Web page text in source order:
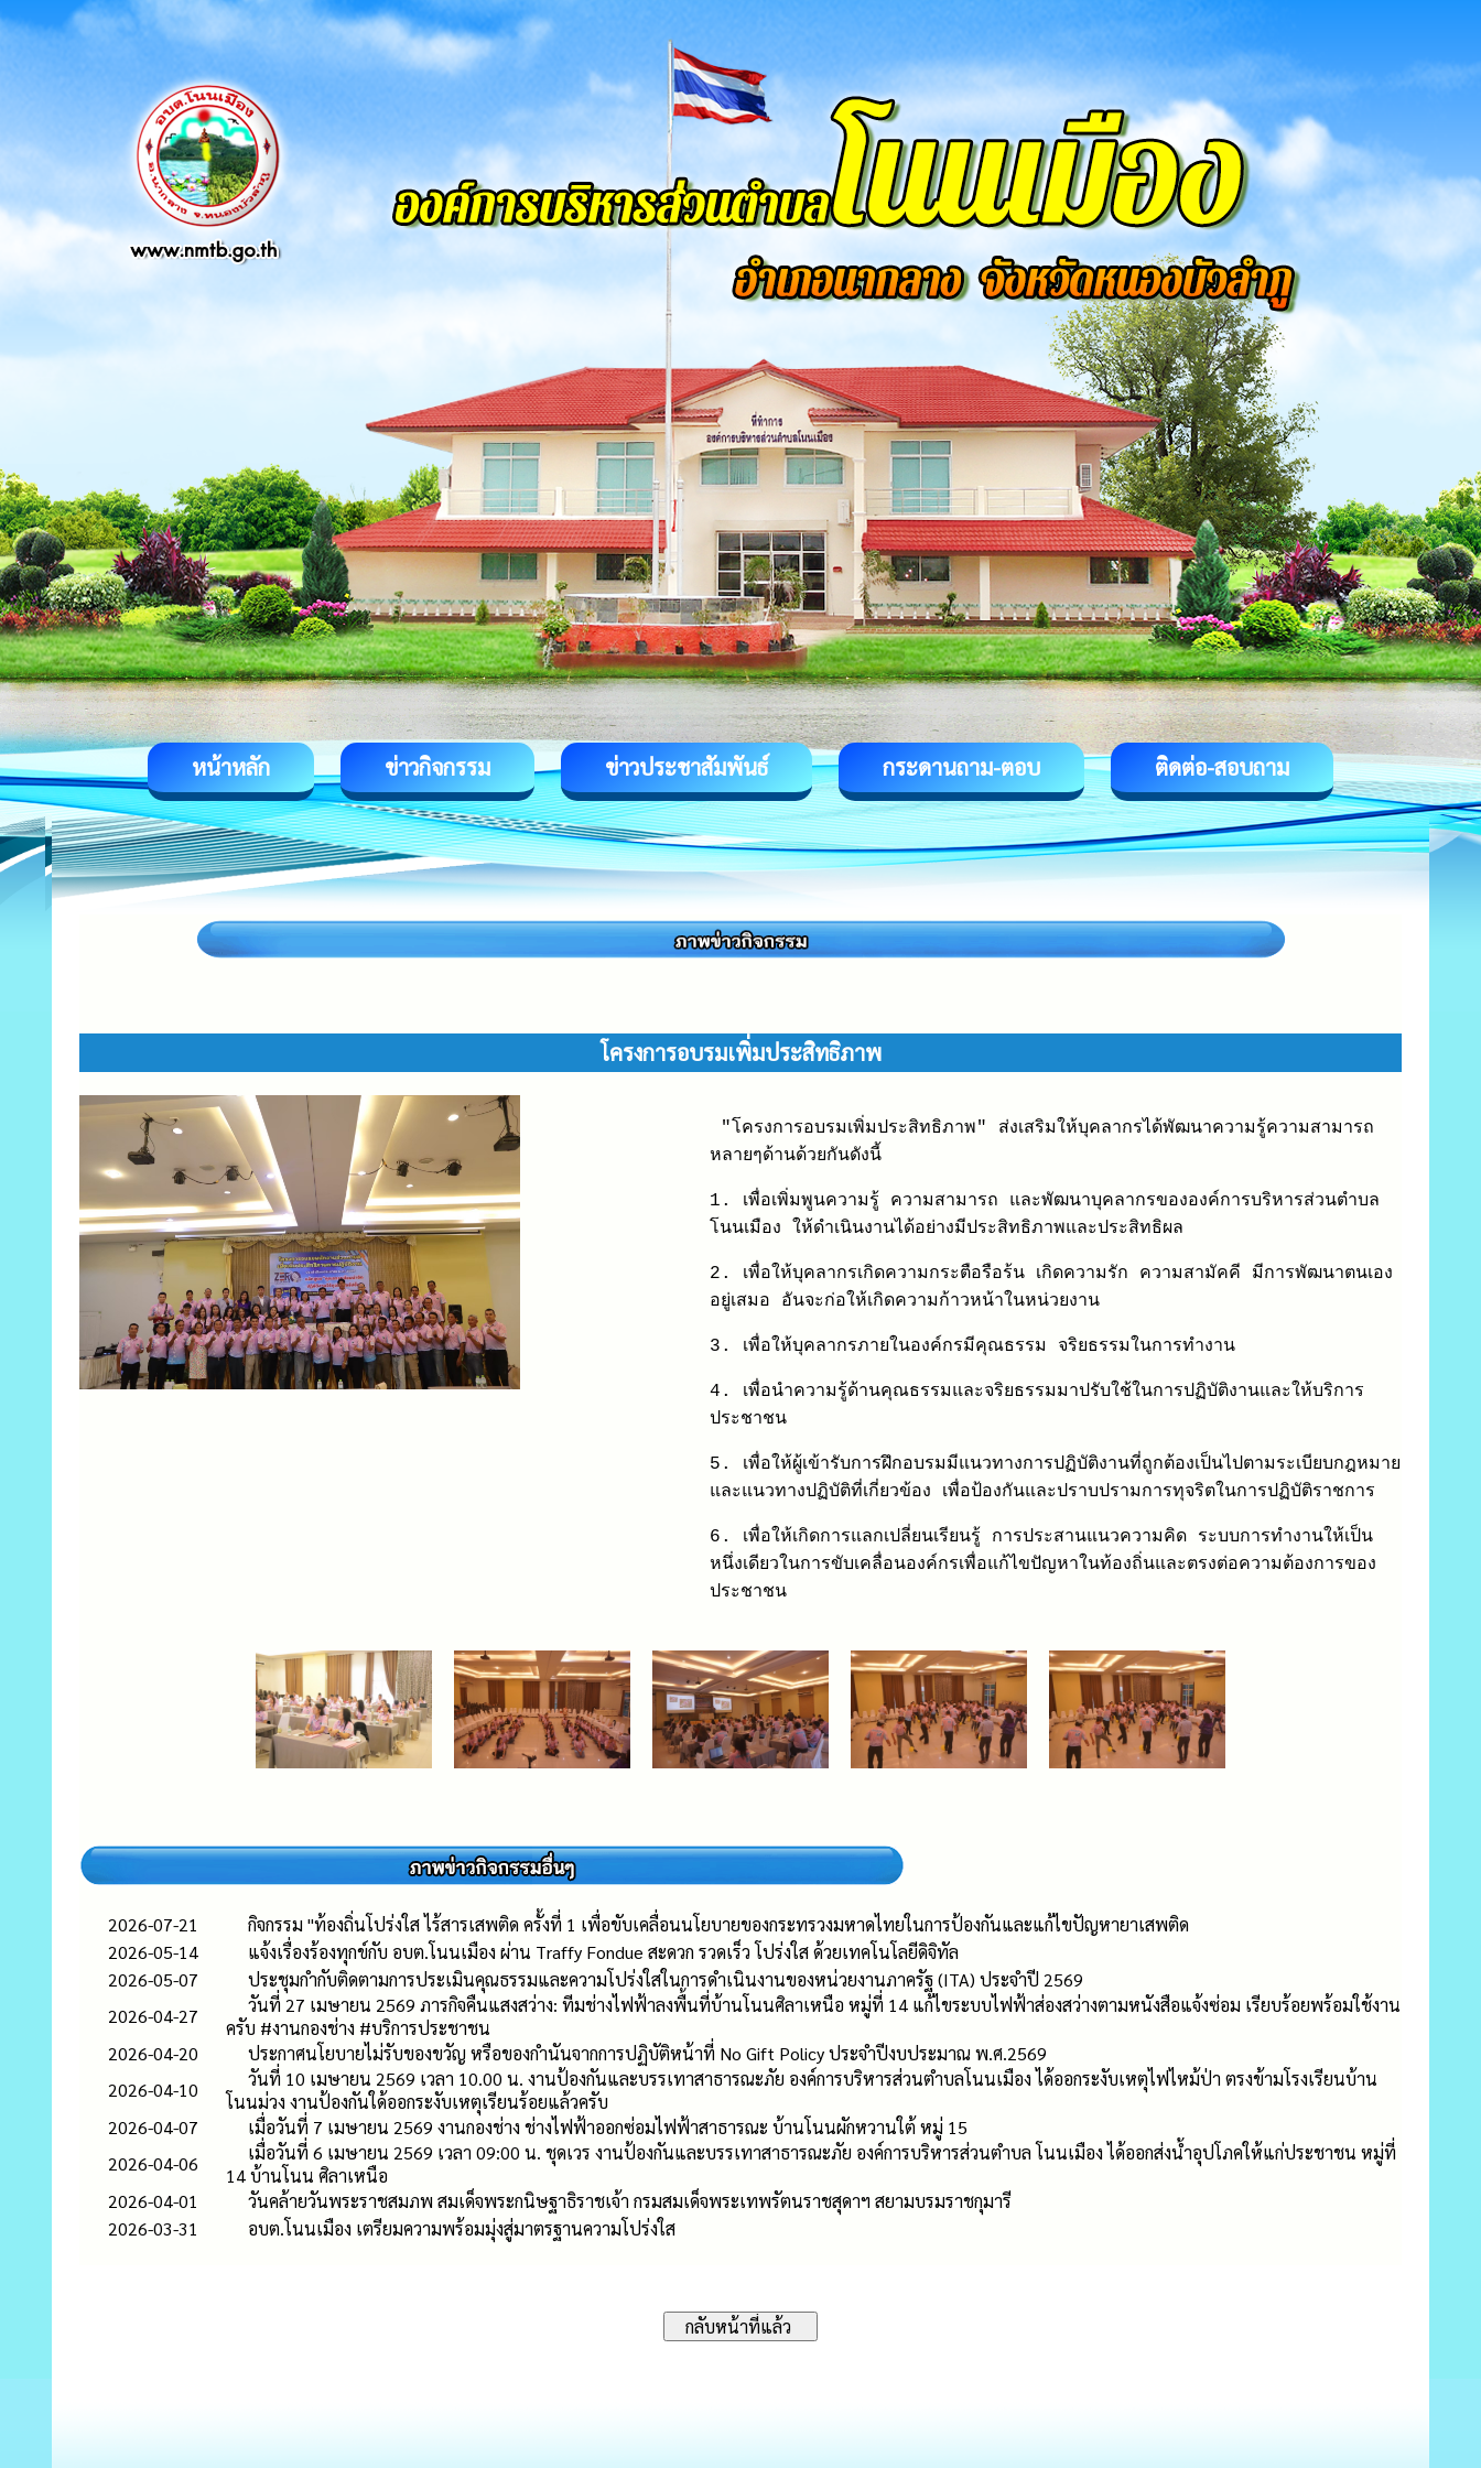
หน้าหลัก ข่าวกิจกรรม ข่าวประชาสัมพันธ์ กระดานถาม-ตอบ ติดต่อ-สอบถาม
โครงการอบรมเพิ่มประสิทธิภาพ
"โครงการอบรมเพิ่มประสิทธิภาพ" ส่งเสริมให้บุคลากรได้พัฒนาความรู้ความสามารถ
หลายๆด้านด้วยกันดังนี้
1. เพื่อเพิ่มพูนความรู้ ความสามารถ และพัฒนาบุคลากรขององค์การบริหารส่วนตำบล
โนนเมือง ให้ดำเนินงานได้อย่างมีประสิทธิภาพและประสิทธิผล
2. เพื่อให้บุคลากรเกิดความกระตือรือร้น เกิดความรัก ความสามัคคี มีการพัฒนาตนเอง
อยู่เสมอ อันจะก่อให้เกิดความก้าวหน้าในหน่วยงาน
3. เพื่อให้บุคลากรภายในองค์กรมีคุณธรรม จริยธรรมในการทำงาน
4. เพื่อนำความรู้ด้านคุณธรรมและจริยธรรมมาปรับใช้ในการปฏิบัติงานและให้บริการ
ประชาชน
5. เพื่อให้ผู้เข้ารับการฝึกอบรมมีแนวทางการปฏิบัติงานที่ถูกต้องเป็นไปตามระเบียบกฎหมาย
และแนวทางปฏิบัติที่เกี่ยวข้อง เพื่อป้องกันและปราบปรามการทุจริตในการปฏิบัติราชการ
6. เพื่อให้เกิดการแลกเปลี่ยนเรียนรู้ การประสานแนวความคิด ระบบการทำงานให้เป็น
หนึ่งเดียวในการขับเคลื่อนองค์กรเพื่อแก้ไขปัญหาในท้องถิ่นและตรงต่อความต้องการของ
ประชาชน
2026-07-21
กิจกรรม "ท้องถิ่นโปร่งใส ไร้สารเสพติด ครั้งที่ 1 เพื่อขับเคลื่อนนโยบายของกระทรวงมหาดไทยในการป้องกันและแก้ไขปัญหายาเสพติด
2026-05-14
แจ้งเรื่องร้องทุกข์กับ อบต.โนนเมือง ผ่าน Traffy Fondue สะดวก รวดเร็ว โปร่งใส ด้วยเทคโนโลยีดิจิทัล
2026-05-07
ประชุมกำกับติดตามการประเมินคุณธรรมและความโปร่งใสในการดำเนินงานของหน่วยงานภาครัฐ (ITA) ประจำปี 2569
2026-04-27
วันที่ 27 เมษายน 2569 ภารกิจคืนแสงสว่าง: ทีมช่างไฟฟ้าลงพื้นที่บ้านโนนศิลาเหนือ หมู่ที่ 14 แก้ไขระบบไฟฟ้าส่องสว่างตามหนังสือแจ้งซ่อม เรียบร้อยพร้อมใช้งาน
ครับ #งานกองช่าง #บริการประชาชน
2026-04-20
ประกาศนโยบายไม่รับของขวัญ หรือของกำนันจากการปฏิบัติหน้าที่ No Gift Policy ประจำปีงบประมาณ พ.ศ.2569
2026-04-10
วันที่ 10 เมษายน 2569 เวลา 10.00 น. งานป้องกันและบรรเทาสาธารณะภัย องค์การบริหารส่วนตำบลโนนเมือง ได้ออกระงับเหตุไฟไหม้ป่า ตรงข้ามโรงเรียนบ้าน
โนนม่วง งานป้องกันใด้ออกระงับเหตุเรียนร้อยแล้วครับ
2026-04-07
เมื่อวันที่ 7 เมษายน 2569 งานกองช่าง ช่างไฟฟ้าออกซ่อมไฟฟ้าสาธารณะ บ้านโนนผักหวานใต้ หมู่ 15
2026-04-06
เมื่อวันที่ 6 เมษายน 2569 เวลา 09:00 น. ชุดเวร งานป้องกันและบรรเทาสาธารณะภัย องค์การบริหารส่วนตำบล โนนเมือง ได้ออกส่งน้ำอุปโภคให้แก่ประชาชน หมู่ที่
14 บ้านโนน ศิลาเหนือ
2026-04-01
วันคล้ายวันพระราชสมภพ สมเด็จพระกนิษฐาธิราชเจ้า กรมสมเด็จพระเทพรัตนราชสุดาฯ สยามบรมราชกุมารี
2026-03-31
อบต.โนนเมือง เตรียมความพร้อมมุ่งสู่มาตรฐานความโปร่งใส